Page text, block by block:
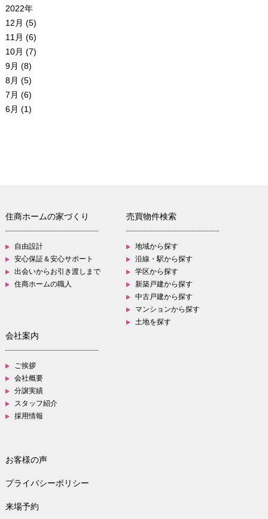
2022年
12月 (5)
11月 (6)
10月 (7)
9月 (8)
8月 (5)
7月 (6)
6月 (1)
住商ホームの家づくり
自由設計
安心保証＆安心サポート
出会いからお引き渡しまで
住商ホームの職人
売買物件検索
地域から探す
沿線・駅から探す
学区から探す
新築戸建から探す
中古戸建から探す
マンションから探す
土地を探す
会社案内
ご挨拶
会社概要
分譲実績
スタッフ紹介
採用情報
お客様の声
プライバシーポリシー
来場予約